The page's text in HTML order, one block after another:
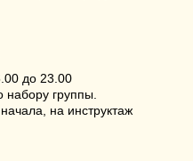
до 23.00
набору группы.
на инструктаж